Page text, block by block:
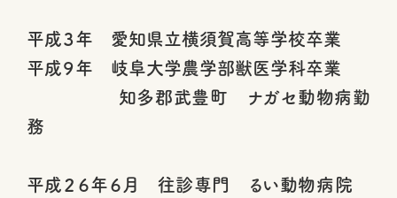
平成３年 愛知県立横須賀高等学校卒業
平成９年 岐阜大学農学部獣医学科卒業
知多郡武豊町 ナガセ動物病勤
務
平成２６年６月 往診専門 るい動物病院